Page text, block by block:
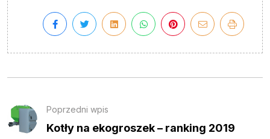
Poprzedni wpis
Kotły na ekogroszek – ranking 2019